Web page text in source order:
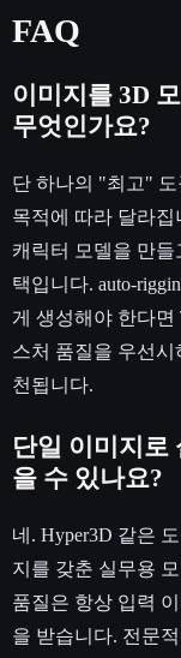
FAQ
이미지를 3D
무엇인가요?
단 하나의 "최고"
목적에 따라 달라
캐릭터 모델을 만들
택입니다. auto-
게 생성해야 한다면
스처 품질을 우선시
천됩니다.
단일 이미지로
을 수 있나요?
네. Hyper3D 같은
지를 갖춘 실무용
품질은 항상 입력
을 받습니다. 전문